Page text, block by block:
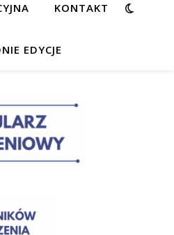
KONTAKT
EDYCJE